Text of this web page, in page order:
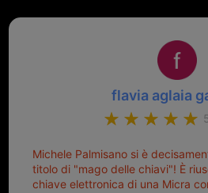
Top top top!!!
flavia aglaia
Michele Palmisano si è
titolo di "mago delle chiavi"! È
chiave elettronica di una Micra